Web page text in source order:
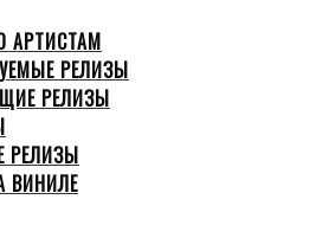
АРТИСТАМ
РЕЛИЗЫ
РЕЛИЗЫ
РЕЛИЗЫ
ВИНИЛЕ